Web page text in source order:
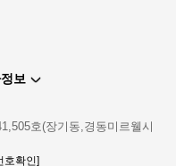
보
호(장기동,경동미르웰시
호확인]